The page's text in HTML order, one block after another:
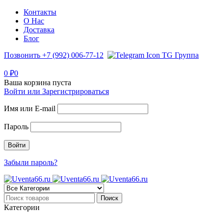
Контакты
О Нас
Доставка
Блог
Позвонить +7 (992) 006-77-12
TG Группа
0 ₽0
Ваша корзина пуста
Войти или Зарегистрироваться
Имя или E-mail
Пароль
Забыли пароль?
Категории